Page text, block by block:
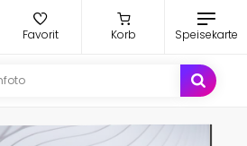
Favorit Korb Speisekarte